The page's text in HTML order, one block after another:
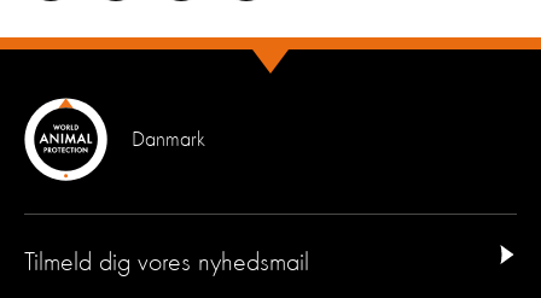
Danmark
Tilmeld dig vores nyhedsmail